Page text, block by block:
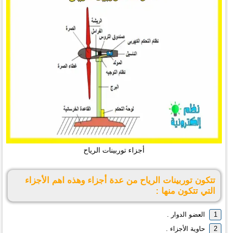
أجزاء توربينات الرياح
تتكون توربينات الرياح من عدة أجزاء وهذه اهم الأجزاء
التي تتكون منها :
العضو الدوار .
حاوية الأجزاء .